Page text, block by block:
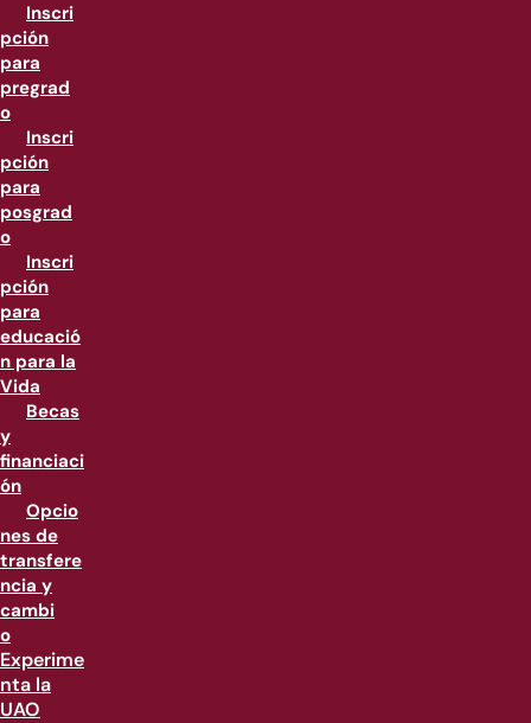
Inscri
pción
para
pregrad
o
Inscri
pción
para
posgrad
o
Inscri
pción
para
educació
n para la
Vida
Becas
y
financiaci
ón
Opcio
nes de
transfere
ncia y
cambi
o
Experime
nta la
UAO